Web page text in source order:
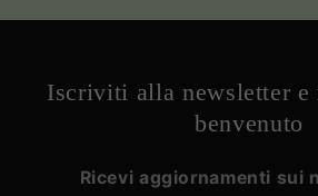
Iscriviti alla newsletter
benvenuto
Ricevi aggiornamenti sui